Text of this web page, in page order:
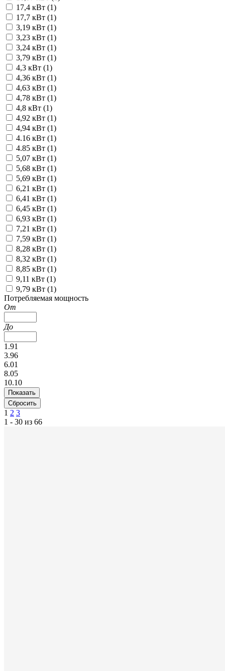
17,4 кВт (1)
17,7 кВт (1)
3,19 кВт (1)
3,23 кВт (1)
3,24 кВт (1)
3,79 кВт (1)
4,3 кВт (1)
4,36 кВт (1)
4,63 кВт (1)
4,78 кВт (1)
4,8 кВт (1)
4,92 кВт (1)
4,94 кВт (1)
4.16 кВт (1)
4.85 кВт (1)
5,07 кВт (1)
5,68 кВт (1)
5,69 кВт (1)
6,21 кВт (1)
6,41 кВт (1)
6,45 кВт (1)
6,93 кВт (1)
7,21 кВт (1)
7,59 кВт (1)
8,28 кВт (1)
8,32 кВт (1)
8,85 кВт (1)
9,11 кВт (1)
9,79 кВт (1)
Потребляемая мощность
От
До
1.91
3.96
6.01
8.05
10.10
1 2 3
1 - 30 из 66